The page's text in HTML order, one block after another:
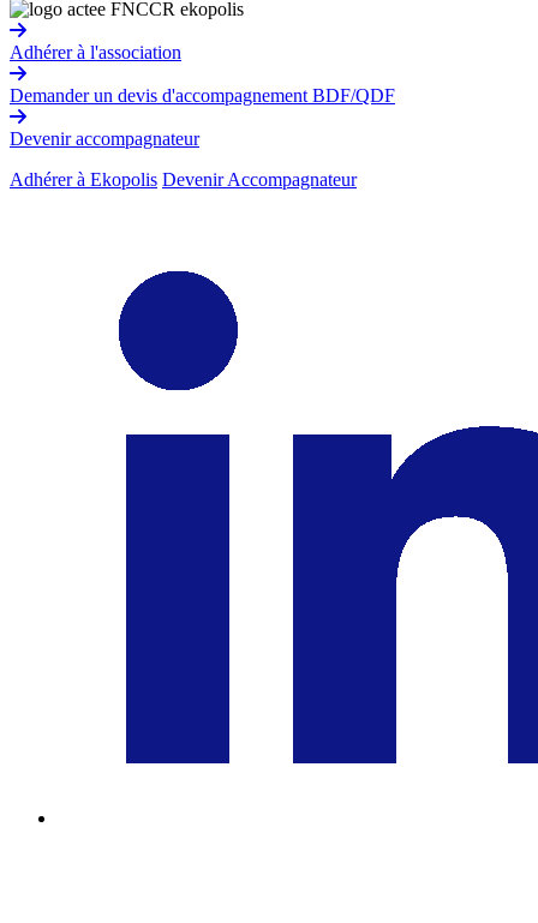
Adhérer à l'association
Demander un devis d'accompagnement BDF/QDF
Devenir accompagnateur
Adhérer à Ekopolis Devenir Accompagnateur